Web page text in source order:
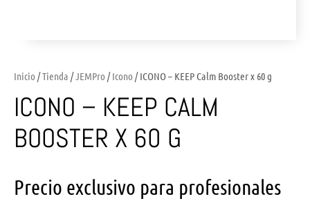
Inicio /Tienda /JEMPro /Icono / ICONO – KEEP Calm Booster x 60 g
ICONO – KEEP CALM
BOOSTER X 60 G
Precio exclusivo para profesionales